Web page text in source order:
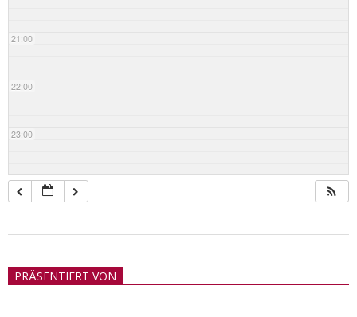
21:00
22:00
23:00
21PRÄSENTIERT VON